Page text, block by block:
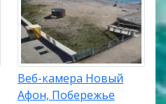
Веб-камера Новый
Афон, Побережье